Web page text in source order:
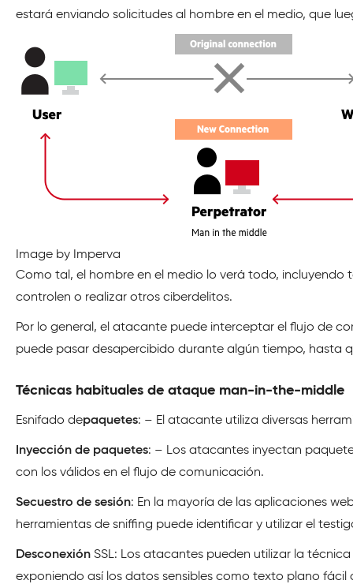
estará enviando solicitudes al hombre en el medio, que
Image by Imperva
Como tal, el hombre en el medio lo verá todo, incluyendo
controlen o realizar otros ciberdelitos.
Por lo general, el atacante puede interceptar el flujo de
puede pasar desapercibido durante algún tiempo, hasta
Técnicas habituales de ataque man-in-the-middle
Esnifado depaquetes: – El atacante utiliza diversas
Inyección de paquetes: – Los atacantes inyectan
con los válidos en el flujo de comunicación.
Secuestro de sesión: En la mayoría de las aplicaciones
herramientas de sniffing puede identificar y utilizar el
Desconexión SSL: Los atacantes pueden utilizar la
exponiendo así los datos sensibles como texto plano fácil